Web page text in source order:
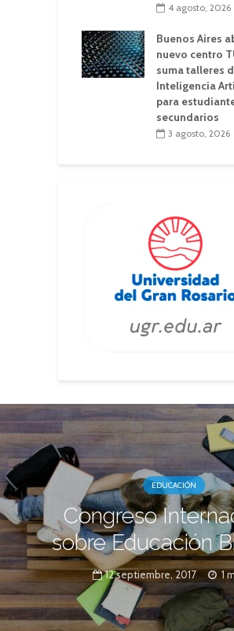
4 agosto, 2026
Buenos Aires
nuevo centro
suma talleres
Inteligencia
para
secundarios
3 agosto, 2026
EDUCACIÓN
Congreso
sobre Educación
12 septiembre, 2017 1